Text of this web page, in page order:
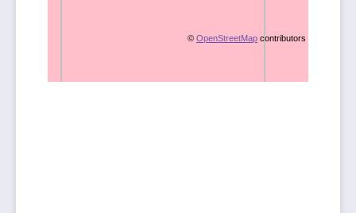
© OpenStreetMap contributors